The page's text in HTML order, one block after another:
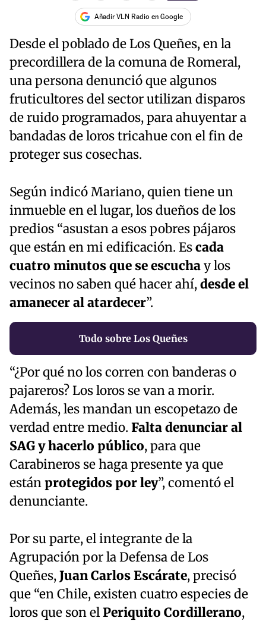
Añadir VLN Radio en Google
Desde el poblado de Los Queñes, en la
precordillera de la comuna de Romeral,
una persona denunció que algunos
fruticultores del sector utilizan disparos
de ruido programados, para ahuyentar a
bandadas de loros tricahue con el fin de
proteger sus cosechas.
Según indicó Mariano, quien tiene un
inmueble en el lugar, los dueños de los
predios “asustan a esos pobres pájaros
que están en mi edificación. Escada
cuatro minutos que se escuchay los
vecinos no saben qué hacer ahí,desde el
amanecer al atardecer”.
Todo sobre Los Queñes
“¿Por qué no los corren con banderas o
pajareros? Los loros se van a morir.
Además, les mandan un escopetazo de
verdad entre medio. Falta denunciar al
SAG y hacerlo público, para que
Carabineros se haga presente ya que
estánprotegidos por ley”, comentó el
denunciante.
Por su parte, el integrante de la
Agrupación por la Defensa de Los
Queñes,Juan Carlos Escárate, precisó
que “en Chile, existen cuatro especies de
loros que son elPeriquito Cordillerano,